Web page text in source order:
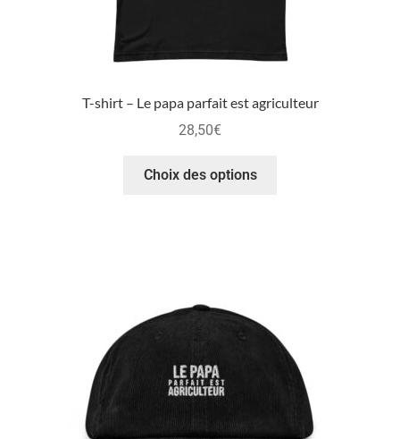
T-shirt – Le papa parfait est agriculteur
28,50€
Choix des options